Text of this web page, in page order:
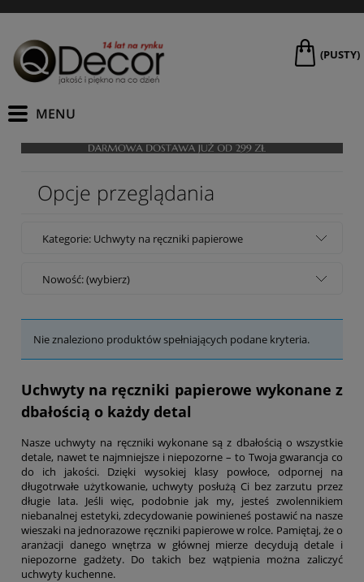
(PUSTY)
Opcje przeglądania
Kategorie: Uchwyty na ręczniki papierowe
Nowość: (wybierz)
Nie znaleziono produktów spełniających podane kryteria.
Uchwyty na ręczniki papierowe wykonane z
dbałością o każdy detal
Nasze uchwyty na ręczniki wykonane są z dbałością o wszystkie
detale, nawet te najmniejsze i niepozorne – to Twoja gwarancja co
do ich jakości. Dzięki wysokiej klasy powłoce, odpornej na
długotrwałe użytkowanie, uchwyty posłużą Ci bez zarzutu przez
długie lata. Jeśli więc, podobnie jak my, jesteś zwolennikiem
niebanalnej estetyki, zdecydowanie powinieneś postawić na nasze
wieszaki na jednorazowe ręczniki papierowe w rolce. Pamiętaj, że o
aranżacji danego wnętrza w głównej mierze decydują detale i
niepozorne gadżety. Do takich bez wątpienia można zaliczyć
uchwyty kuchenne.